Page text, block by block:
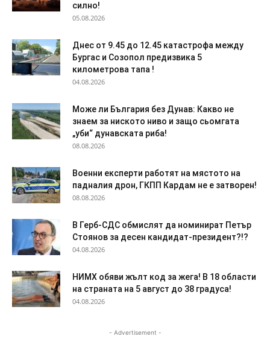
силно!
05.08.2026
Днес от 9.45 до 12.45 катастрофа между
Бургас и Созопол предизвика 5
километрова тапа !
04.08.2026
Може ли България без Дунав: Какво не
знаем за ниското ниво и защо сьомгата
„уби“ дунавската риба!
08.08.2026
Военни експерти работят на мястото на
падналия дрон, ГКПП Кардам не е затворен!
08.08.2026
В Герб-СДС обмислят да номинират Петър
Стоянов за десен кандидат-президент?!?
04.08.2026
НИМХ обяви жълт код за жега! В 18 области
на страната на 5 август до 38 градуса!
04.08.2026
- Advertisement -